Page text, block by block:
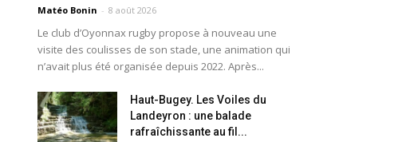
Matéo Bonin - 8 août 2026
Le club d’Oyonnax rugby propose à nouveau une
visite des coulisses de son stade, une animation qui
n’avait plus été organisée depuis 2022. Après...
Haut-Bugey. Les Voiles du
Landeyron : une balade
rafraîchissante au fil...